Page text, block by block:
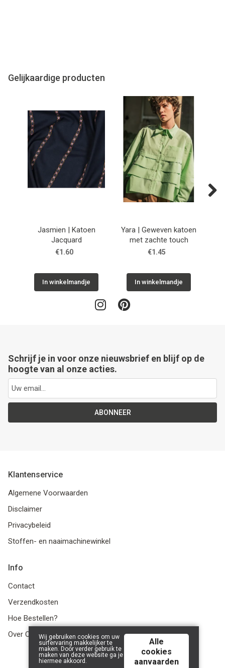
Gelijkaardige producten
Jasmien | Katoen
Jacquard
€1.60
In winkelmandje
Yara | Geweven katoen
met zachte touch
€1.45
In winkelmandje
Schrijf je in voor onze nieuwsbrief en blijf op de
hoogte van al onze acties.
ABONNEER
Klantenservice
Algemene Voorwaarden
Disclaimer
Privacybeleid
Stoffen- en naaimachinewinkel
Info
Contact
Verzendkosten
Hoe Bestellen?
Over Ons
© 2026 LanaLotta | Powered byTilroy.
Wij gebruiken cookies om uw
surfervaring makkelijker te
maken. Door verder gebruik te
maken van deze website ga je
hiermee akkoord.
Alle
cookies
aanvaarden